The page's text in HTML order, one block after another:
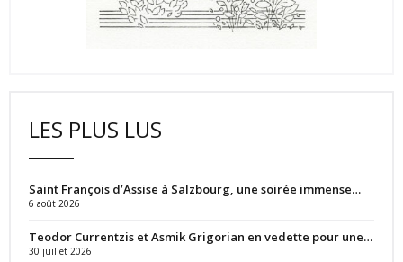
LES PLUS LUS
Saint François d’Assise à Salzbourg, une soirée immense…
6 août 2026
Teodor Currentzis et Asmik Grigorian en vedette pour une…
30 juillet 2026